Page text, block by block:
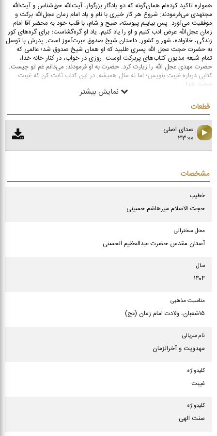
همواره تاکید کرده‌ام همان‌گونه که دو یادگار بزرگوار، آیت‌الله حق‌شناس و آیت‌الله
مجتهدی می‌فرمودند: شروع هر کار خیری با نام و یاد امام زمان عجل‌الله برکت و
موفقیت می‌آورد. پس بیاییم پیوسته، صبح و شام، با قلب خود به محضر آقا امام
زمان عجل‌الله عرض ادب کنیم و او را یاد کنیم. یاد او گره‌گشاست؛ برای گره‌های کور
زندگی، خانواده، شهر و کشور. داستان شیخ صدوق عبرت‌آموز است. پدرش با توسل
به حضرت حجت عجل الله پسری طلبید که او همان شیخ صدوق شد؛ عالمی که
تمام شیعه مدیون کتاب‌های پربرکت اوست. روزی در خواب، در کنار خانه خدا،
حضرت مهدی عجل الله را زیارت کرد. حضرت به او فرمودند: می‌دانم غم تو چیست.
کتابی درباره غیبت بنویس؛ اما نه مثل همیشه. در این کتاب ثابت کن که غیبت
حجت خدا
نمایش بیشتر
قطعات
صدای اصلی
۳۳:۰۰
مشخصات
خطیب
حجت الاسلام میرهاشم حسینی
محل سخنرانی
آستان مقدس حضرت عبدالعظیم الحسنی
سال
۱۴۰۴
مناسبت مذهبی
۱۵شعبان، ولادت امام زمان (عج)
نام سریالی
مهدویت و آخرالزمان
كلیدواژه
غیبت
كلیدواژه
سنت الهی